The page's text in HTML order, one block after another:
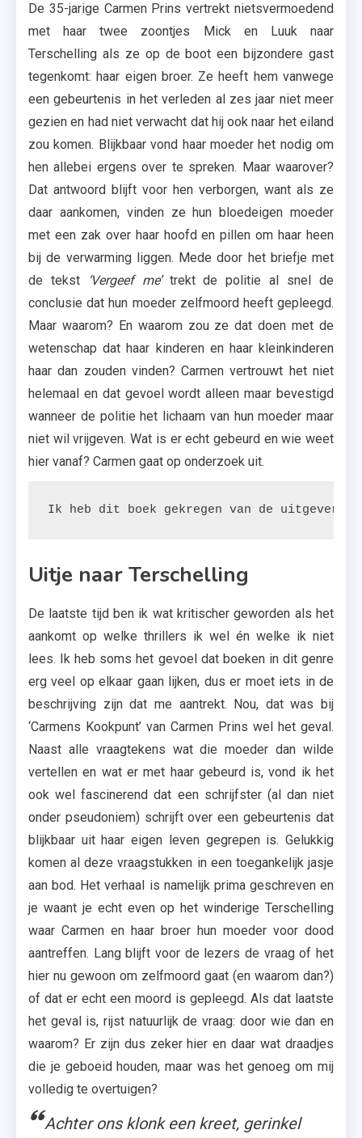
De 35-jarige Carmen Prins vertrekt nietsvermoedend
met haar twee zoontjes Mick en Luuk naar
Terschelling als ze op de boot een bijzondere gast
tegenkomt: haar eigen broer. Ze heeft hem vanwege
een gebeurtenis in het verleden al zes jaar niet meer
gezien en had niet verwacht dat hij ook naar het eiland
zou komen. Blijkbaar vond haar moeder het nodig om
hen allebei ergens over te spreken. Maar waarover?
Dat antwoord blijft voor hen verborgen, want als ze
daar aankomen, vinden ze hun bloedeigen moeder
met een zak over haar hoofd en pillen om haar heen
bij de verwarming liggen. Mede door het briefje met
de tekst
‘Vergeef me’trekt de politie al snel de
conclusie dat hun moeder zelfmoord heeft gepleegd.
Maar waarom? En waarom zou ze dat doen met de
wetenschap dat haar kinderen en haar kleinkinderen
haar dan zouden vinden? Carmen vertrouwt het niet
helemaal en dat gevoel wordt alleen maar bevestigd
wanneer de politie het lichaam van hun moeder maar
niet wil vrijgeven. Wat is er echt gebeurd en wie weet
hier vanaf? Carmen gaat op onderzoek uit.
Ik heb dit boek gekregen van de
Uitje naar Terschelling
De laatste tijd ben ik wat kritischer geworden als het
aankomt op welke thrillers ik wel én welke ik niet
lees. Ik heb soms het gevoel dat boeken in dit genre
erg veel op elkaar gaan lijken, dus er moet iets in de
beschrijving zijn dat me aantrekt. Nou, dat was bij
‘Carmens Kookpunt’ van Carmen Prins wel het geval.
Naast alle vraagtekens wat die moeder dan wilde
vertellen en wat er met haar gebeurd is, vond ik het
ook wel fascinerend dat een schrijfster (al dan niet
onder pseudoniem) schrijft over een gebeurtenis dat
blijkbaar uit haar eigen leven gegrepen is. Gelukkig
komen al deze vraagstukken in een toegankelijk jasje
aan bod. Het verhaal is namelijk prima geschreven en
je waant je echt even op het winderige Terschelling
waar Carmen en haar broer hun moeder voor dood
aantreffen. Lang blijft voor de lezers de vraag of het
hier nu gewoon om zelfmoord gaat (en waarom dan?)
of dat er echt een moord is gepleegd. Als dat laatste
het geval is, rijst natuurlijk de vraag: door wie dan en
waarom? Er zijn dus zeker hier en daar wat draadjes
die je geboeid houden, maar was het genoeg om mij
volledig te overtuigen?
Achter ons klonk een kreet, gerinkel